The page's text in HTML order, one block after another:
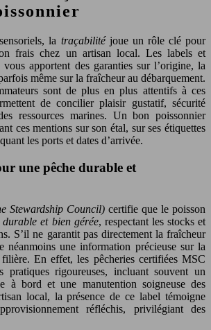
la traçabilitéjoue un rôle clé pour
frais chez un artisan local. Les labels et
apportent des garanties sur l’origine, la
même sur la fraîcheur au débarquement.
sont de plus en plus attentifs à ces
de concilier plaisir gustatif, sécurité
ressources marines. Un bon poissonnier
ces mentions sur son étal, sur ses étiquettes
les ports et dates d’arrivée.
une pêche durable et
Stewardship Council) certifie que le poisson
durable et bien gérée, respectant les stocks et
S’il ne garantit pas directement la fraîcheur
néanmoins une information précieuse sur la
En effet, les pêcheries certifiées MSC
pratiques rigoureuses, incluant souvent un
à bord et une manutention soigneuse des
local, la présence de ce label témoigne
réfléchis, privilégiant des